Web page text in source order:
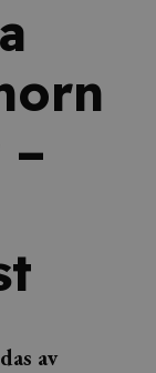
av